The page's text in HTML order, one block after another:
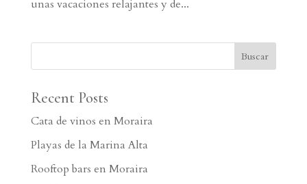
unas vacaciones relajantes y de...
Recent Posts
Cata de vinos en Moraira
Playas de la Marina Alta
Rooftop bars en Moraira